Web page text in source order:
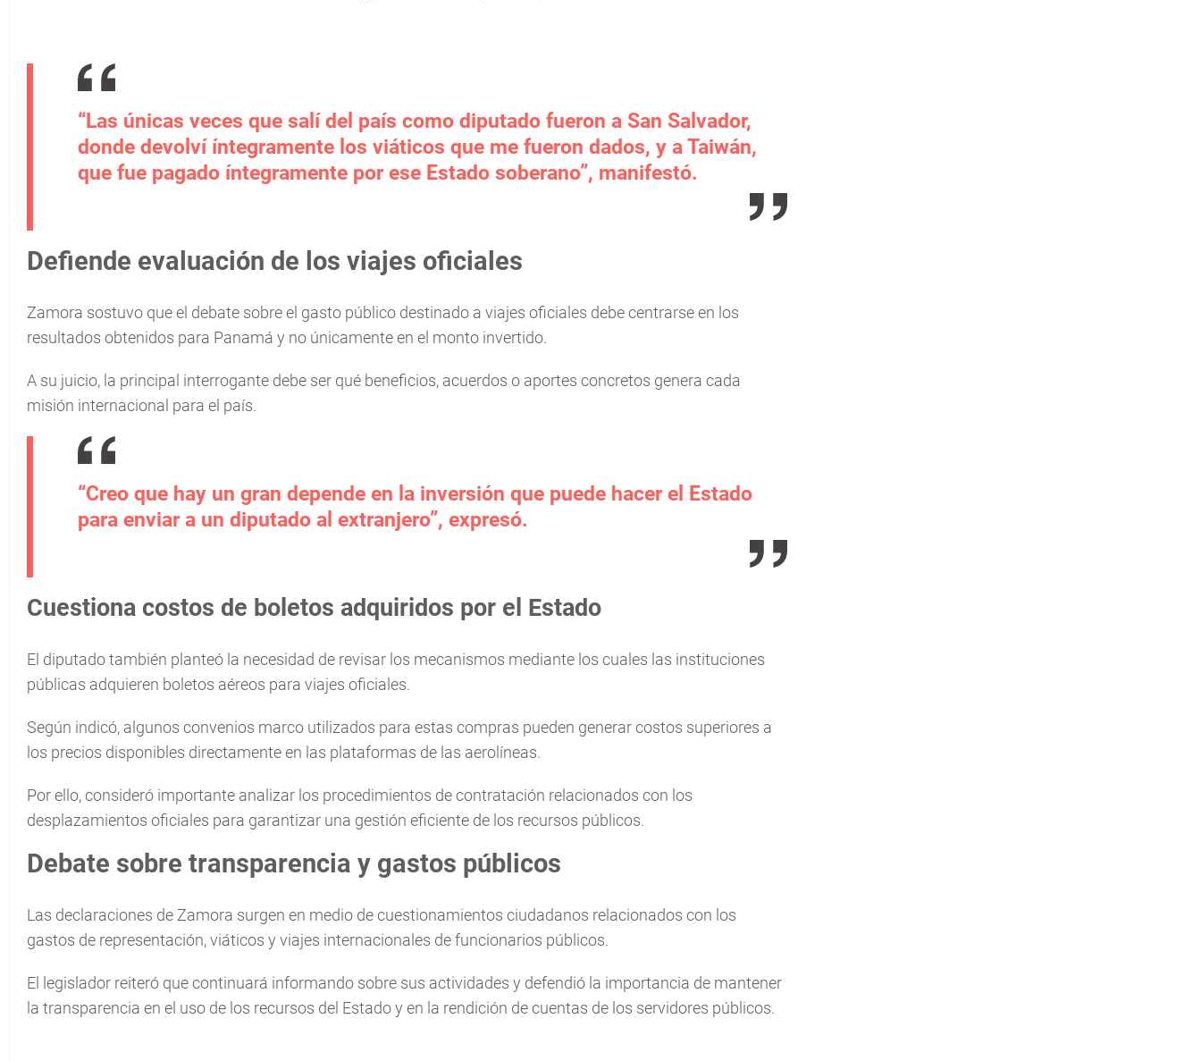
“Las únicas veces que salí del país como diputado fueron a San Salvador,
donde devolví íntegramente los viáticos que me fueron dados, y a Taiwán,
que fue pagado íntegramente por ese Estado soberano”, manifestó.
Defiende evaluación de los viajes oficiales
Zamora sostuvo que el debate sobre el gasto público destinado a viajes oficiales debe centrarse en los
resultados obtenidos para Panamá y no únicamente en el monto invertido.
A su juicio, la principal interrogante debe ser qué beneficios, acuerdos o aportes concretos genera cada
misión internacional para el país.
“Creo que hay un gran depende en la inversión que puede hacer el Estado
para enviar a un diputado al extranjero”, expresó.
Cuestiona costos de boletos adquiridos por el Estado
El diputado también planteó la necesidad de revisar los mecanismos mediante los cuales las instituciones
públicas adquieren boletos aéreos para viajes oficiales.
Según indicó, algunos convenios marco utilizados para estas compras pueden generar costos superiores a
los precios disponibles directamente en las plataformas de las aerolíneas.
Por ello, consideró importante analizar los procedimientos de contratación relacionados con los
desplazamientos oficiales para garantizar una gestión eficiente de los recursos públicos.
Debate sobre transparencia y gastos públicos
Las declaraciones de Zamora surgen en medio de cuestionamientos ciudadanos relacionados con los
gastos de representación, viáticos y viajes internacionales de funcionarios públicos.
El legislador reiteró que continuará informando sobre sus actividades y defendió la importancia de mantener
la transparencia en el uso de los recursos del Estado y en la rendición de cuentas de los servidores públicos.